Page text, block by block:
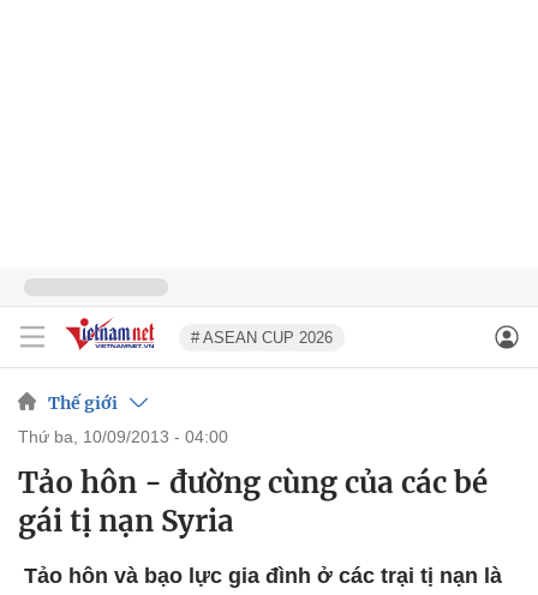
# ASEAN CUP 2026
Thế giới
thứ ba, 10/09/2013 - 04:00
Tảo hôn - đường cùng của các bé
gái tị nạn Syria
Tảo hôn và bạo lực gia đình ở các trại tị nạn là